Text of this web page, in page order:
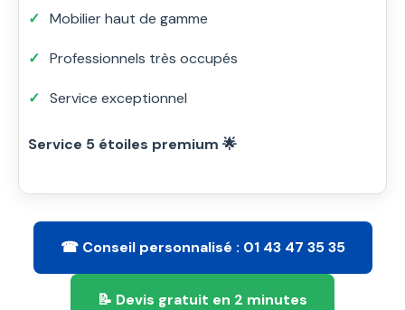
Mobilier haut de gamme
Professionnels très occupés
Service exceptionnel
Service 5 étoiles premium 🌟
☎ Conseil personnalisé : 01 43 47 35 35
📝 Devis gratuit en 2 minutes